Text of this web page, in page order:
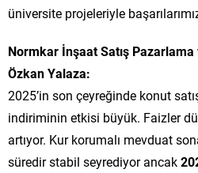
üniversite projeleriyle
Normkar İnşaat Satış
Özkan Yalaza:
2025’in son çeyreğinde konut
indiriminin etkisi büyük. Faizler
artıyor. Kur korumalı mevduat
süredir stabil seyrediyor ancak